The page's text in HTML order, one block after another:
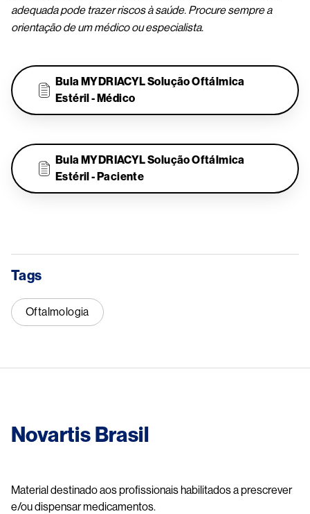
adequada pode trazer riscos à saúde. Procure sempre a
orientação de um médico ou especialista.
Bula MYDRIACYL Solução Oftálmica
Estéril - Médico
Bula MYDRIACYL Solução Oftálmica
Estéril - Paciente
Tags
Oftalmologia
Novartis Brasil
Material destinado aos profissionais habilitados a prescrever
e/ou dispensar medicamentos.